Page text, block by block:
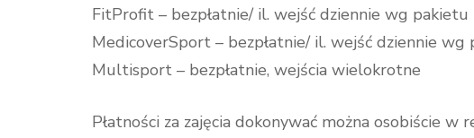
FitProfit – bezpłatnie/ il. wejść dziennie wg pakietu
MedicoverSport – bezpłatnie/ il. wejść dziennie wg
Multisport – bezpłatnie, wejścia wielokrotne
Płatności za zajęcia dokonywać można osobiście